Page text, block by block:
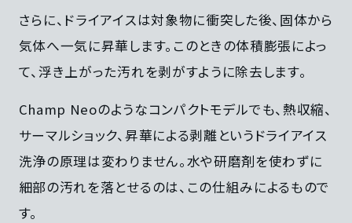
さらに、ドライアイスは対象物に衝突した後、固体から
気体へ一気に昇華します。このときの体積膨張によっ
て、浮き上がった汚れを剥がすように除去します。
Champ Neoのようなコンパクトモデルでも、熱収縮、
サーマルショック、昇華による剥離というドライアイス
洗浄の原理は変わりません。水や研磨剤を使わずに
細部の汚れを落とせるのは、この仕組みによるもので
す。